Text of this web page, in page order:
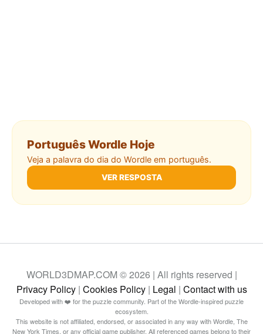
Português Wordle Hoje
Veja a palavra do dia do Wordle em português.
VER RESPOSTA
WORLD3DMAP.COM © 2026 | All rights reserved |
Privacy Policy| Cookies Policy| Legal | Contact with us
Developed with ❤️ for the puzzle community. Part of the Wordle-inspired puzzle
ecosystem.
This website is not affiliated, endorsed, or associated in any way with Wordle, The
New York Times, or any official game publisher. All referenced games belong to their